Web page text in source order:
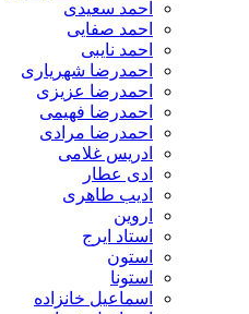
احمد سعیدی
احمد صفایی
احمد نایبی
احمدرضا شهریاری
احمدرضا عزیزی
احمدرضا فهیمی
احمدرضا مرادی
ادریس غلامی
ادی عطار
ادیب طاهری
اروین
استاد ایرج
استون
استونا
اسماعیل خانزاده